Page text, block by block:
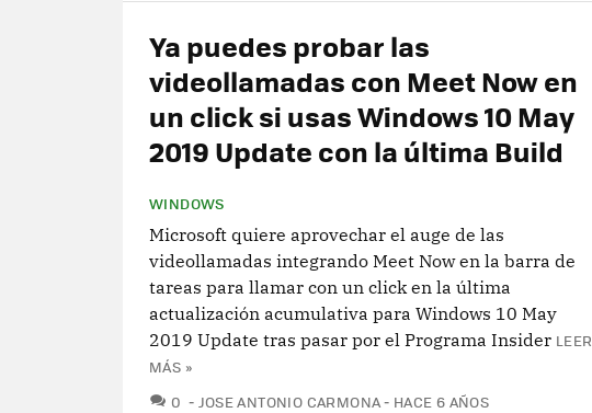
Ya puedes probar las
videollamadas con Meet Now en
un click si usas Windows 10 May
2019 Update con la última Build
WINDOWS
Microsoft quiere aprovechar el auge de las
videollamadas integrando Meet Now en la barra de
tareas para llamar con un click en la última
actualización acumulativa para Windows 10 May
2019 Update tras pasar por el Programa Insider LEER
MÁS »
0 COMENTARIOS
JOSE ANTONIO CARMONA HACE 6 AÑOS